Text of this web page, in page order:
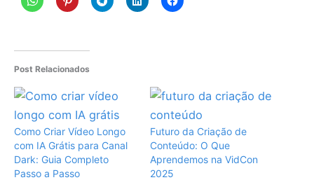
Post Relacionados
Como Criar Vídeo Longo
com IA Grátis para Canal
Dark: Guia Completo
Passo a Passo
Futuro da Criação de
Conteúdo: O Que
Aprendemos na VidCon
2025